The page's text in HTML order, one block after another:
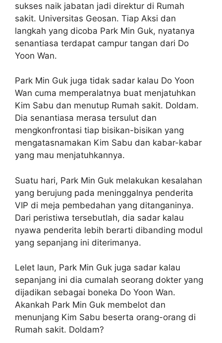
sukses naik jabatan jadi direktur di Rumah
sakit. Universitas Geosan. Tiap Aksi dan
langkah yang dicoba Park Min Guk, nyatanya
senantiasa terdapat campur tangan dari Do
Yoon Wan.
Park Min Guk juga tidak sadar kalau Do Yoon
Wan cuma memperalatnya buat menjatuhkan
Kim Sabu dan menutup Rumah sakit. Doldam.
Dia senantiasa merasa tersulut dan
mengkonfrontasi tiap bisikan-bisikan yang
mengatasnamakan Kim Sabu dan kabar-kabar
yang mau menjatuhkannya.
Suatu hari, Park Min Guk melakukan kesalahan
yang berujung pada meninggalnya penderita
VIP di meja pembedahan yang ditanganinya.
Dari peristiwa tersebutlah, dia sadar kalau
nyawa penderita lebih berarti dibanding modul
yang sepanjang ini diterimanya.
Lelet laun, Park Min Guk juga sadar kalau
sepanjang ini dia cumalah seorang dokter yang
dijadikan sebagai boneka Do Yoon Wan.
Akankah Park Min Guk membelot dan
menunjang Kim Sabu beserta orang-orang di
Rumah sakit. Doldam?